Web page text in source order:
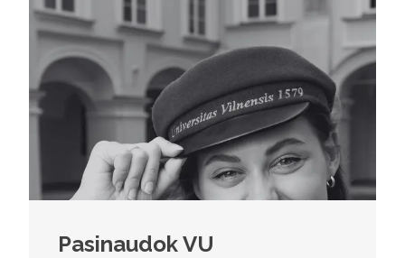
Pasinaudok VU